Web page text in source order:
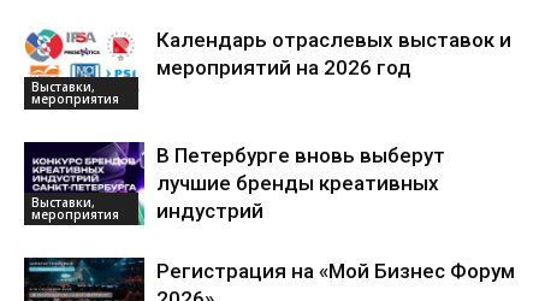
Выставки,
мероприятия
Календарь отраслевых выставок и
мероприятий на 2026 год
Выставки,
мероприятия
В Петербурге вновь выберут
лучшие бренды креативных
индустрий
Регистрация на «Мой Бизнес Форум